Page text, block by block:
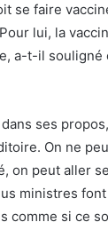
se faire
lui, la
a-t-il
ses
On ne
on peut aller
ministres
comme si ce